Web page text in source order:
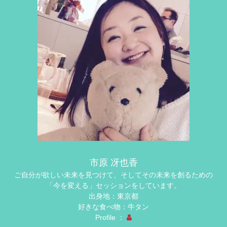
市原 冴也香
ご自分が欲しい未来を見つけて、そしてその未来を創るための
「今を変える」セッションをしています。
出身地：東京都
好きな食べ物：牛タン
Profile ：